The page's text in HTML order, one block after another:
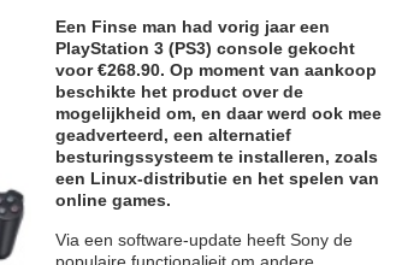
Een Finse man had vorig jaar een
PlayStation 3 (PS3) console gekocht
voor €268.90. Op moment van aankoop
beschikte het product over de
mogelijkheid om, en daar werd ook mee
geadverteerd, een alternatief
besturingssysteem te installeren, zoals
een Linux-distributie en het spelen van
online games.
Via een software-update heeft Sony de